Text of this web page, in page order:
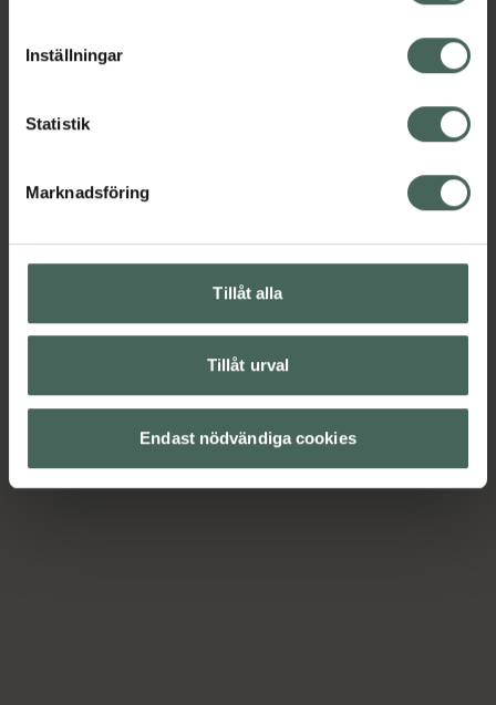
cookieinställningar. Ett återkallat samtycke påverkar inte
lagligheten av behandling som skett innan återkallelsen.
Inställningar
Statistik
Marknadsföring
Tillåt alla
Tillåt urval
Endast nödvändiga cookies